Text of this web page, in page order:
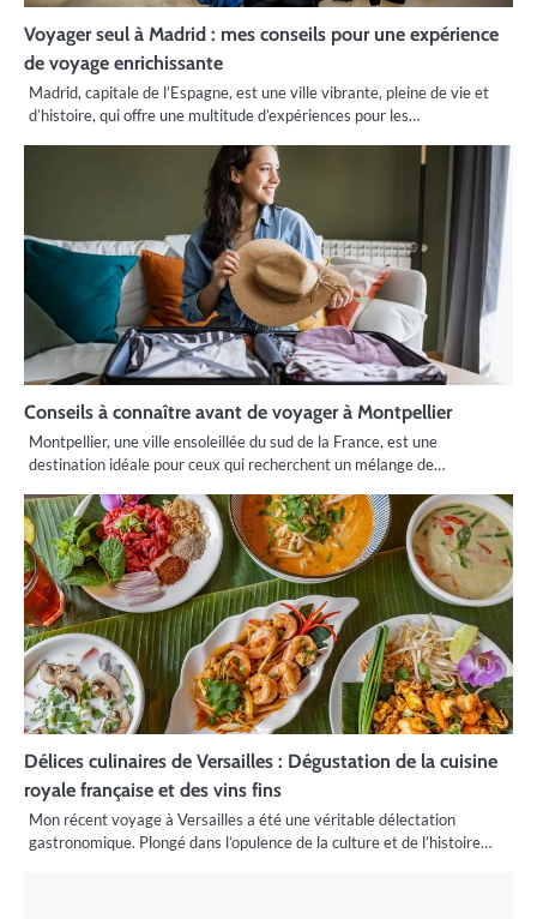
Voyager seul à Madrid : mes conseils pour une expérience
de voyage enrichissante
Madrid, capitale de l’Espagne, est une ville vibrante, pleine de vie et
d’histoire, qui offre une multitude d’expériences pour les…
Conseils à connaître avant de voyager à Montpellier
Montpellier, une ville ensoleillée du sud de la France, est une
destination idéale pour ceux qui recherchent un mélange de…
Délices culinaires de Versailles : Dégustation de la cuisine
royale française et des vins fins
Mon récent voyage à Versailles a été une véritable délectation
gastronomique. Plongé dans l’opulence de la culture et de l’histoire…